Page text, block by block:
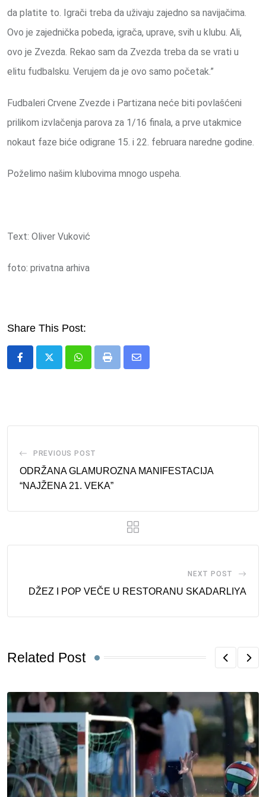
da platite to. Igrači treba da uživaju zajedno sa navijačima.
Ovo je zajednička pobeda, igrača, uprave, svih u klubu. Ali,
ovo je Zvezda. Rekao sam da Zvezda treba da se vrati u
elitu fudbalsku. Verujem da je ovo samo početak.”
Fudbaleri Crvene Zvezde i Partizana neće biti povlašćeni
prilikom izvlačenja parova za 1/16 finala, a prve utakmice
nokaut faze biće odigrane 15. i 22. februara naredne godine.
Poželimo našim klubovima mnogo uspeha.
Text: Oliver Vuković
foto: privatna arhiva
Share This Post:
Whatsapp
Print
Share
PREVIOUS POST
ODRŽANA GLAMUROZNA MANIFESTACIJA
“NAJŽENA 21. VEKA”
NEXT POST
DŽEZ I POP VEČE U RESTORANU SKADARLIYA
Related Post